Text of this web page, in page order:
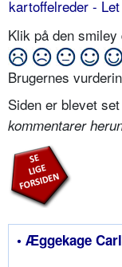
kartoffelreder -
Klik på den
Brugernes
Siden er blevet
kommentarer
• Æggekage